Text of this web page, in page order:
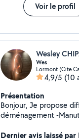
Voir le profil
Wesley
Wes
4,9/5 (10
Présentation
Bonjour, Je propose différents services: -Aide au
déménagement -
permettant de
Dernier avis laissé